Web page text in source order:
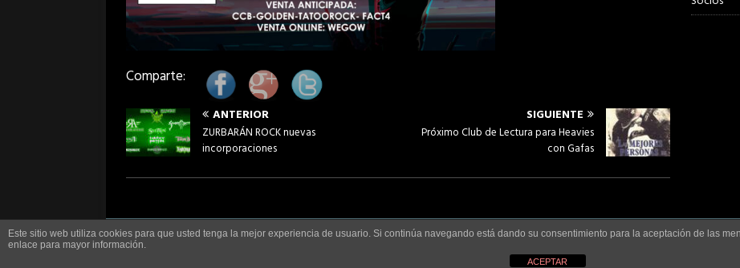
Comparte:
ANTERIOR
ZURBARÁN ROCK nuevas
incorporaciones
SIGUIENTE
Próximo Club de Lectura para Heavies
con Gafas
Copyright © 2026 | Sitio Web realizado porTrascasa.net|Política de privacidad|Aviso Legal
Este sitio web utiliza cookies para que usted tenga la mejor experiencia de usuario. Si continúa navegando está dando su consentimiento para la aceptación de las
enlace para mayor información.
ACEPTAR